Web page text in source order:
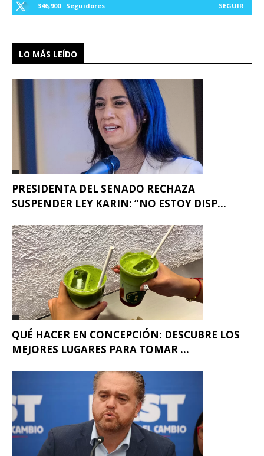
346,900 Seguidores SEGUIR
LO MÁS LEÍDO
PRESIDENTA DEL SENADO RECHAZA
SUSPENDER LEY KARIN: “NO ESTOY DISP...
QUÉ HACER EN CONCEPCIÓN: DESCUBRE LOS
MEJORES LUGARES PARA TOMAR ...